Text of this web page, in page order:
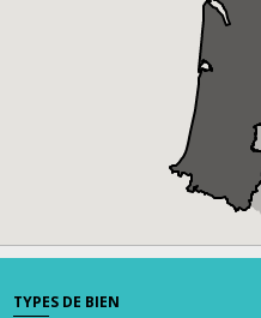
TYPES DE BIEN